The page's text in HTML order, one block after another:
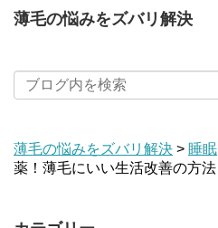
薄毛の悩みをズバリ解決
薄毛の悩みをズバリ解決 > 睡眠
薬！薄毛にいい生活改善の方法